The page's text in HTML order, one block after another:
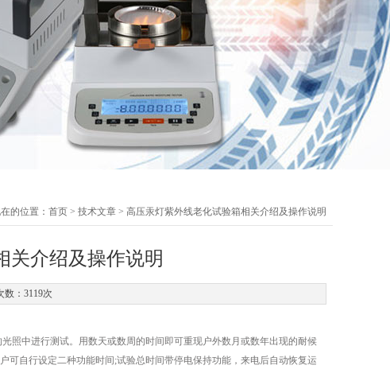
的位置： 首页 > 技术文章 > 高压汞灯紫外线老化试验箱相关介绍及操作说明
关介绍及操作说明
：3119次
中进行测试。用数天或数周的时间即可重现户外数月或数年出现的耐候
自行设定二种功能时间;试验总时间带停电保持功能，来电后自动恢复运